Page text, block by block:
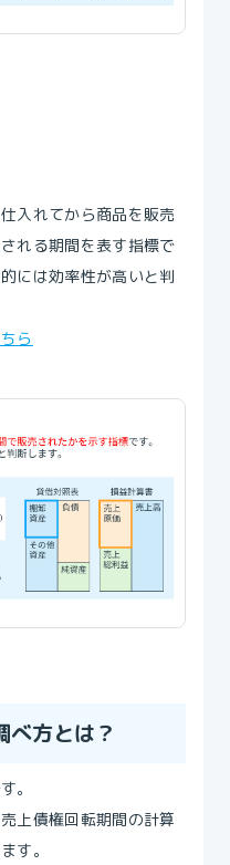
入れてから商品を販売
れる期間を表す指標で
には効率性が高いと判
ら
べ方とは？
。
上債権回転期間の計算
す。